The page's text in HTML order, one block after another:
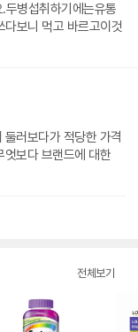
병섭취하기에는유통
보니 먹고 바르고이것
러보다가 적당한 가격
엇보다 브랜드에 대한
전체보기